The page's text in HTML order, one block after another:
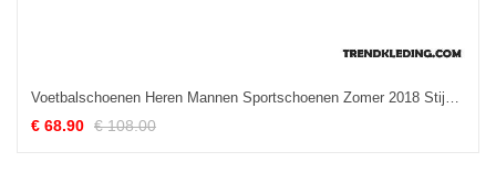
Voetbalschoenen Heren Mannen Sportschoenen Zomer 2018 Stijgijzers Leer Zwart
€ 68.90 € 108.00